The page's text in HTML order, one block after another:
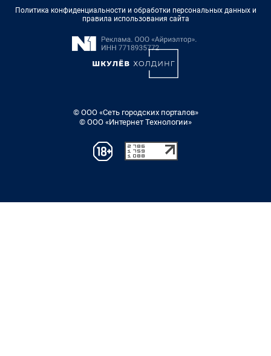
Политика конфиденциальности и обработки персональных данных и
правила использования сайта
© ООО «Сеть городских порталов»
© ООО «Интернет Технологии»